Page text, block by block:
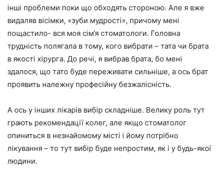
інші проблеми поки що обходять стороною. Але я вже
видаляв вісімки, «зуби мудрості», причому мені
пощастило- вся моя сім’я стоматологи. Головна
трудність полягала в тому, кого вибрати – тата чи брата
в якості хірурга. До речі, я вибрав брата, бо мені
здалося, що тато буде переживати сильніше, а ось брат
проявить належну професійну безжалісність.
А ось у інших лікарів вибір складніше. Велику роль тут
грають рекомендації колег, але якщо стоматолог
опиниться в незнайомому місті і йому потрібно
лікування – то тут вибір буде непростим, як і у будь-якої
людини.